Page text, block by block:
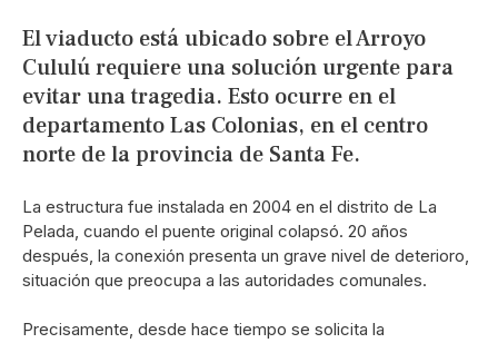
El viaducto está ubicado sobre el Arroyo
Cululú requiere una solución urgente para
evitar una tragedia. Esto ocurre en el
departamento Las Colonias, en el centro
norte de la provincia de Santa Fe.
La estructura fue instalada en 2004 en el distrito de La
Pelada, cuando el puente original colapsó. 20 años
después, la conexión presenta un grave nivel de deterioro,
situación que preocupa a las autoridades comunales.
Precisamente, desde hace tiempo se solicita la